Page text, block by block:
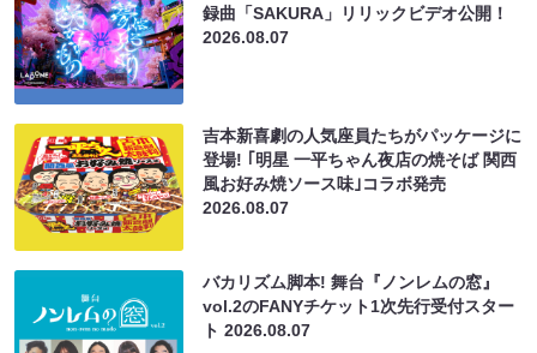
録曲「SAKURA」リリックビデオ公開！
2026.08.07
吉本新喜劇の人気座員たちがパッケージに
登場! ｢明星 一平ちゃん夜店の焼そば 関西
風お好み焼ソース味｣コラボ発売
2026.08.07
バカリズム脚本! 舞台『ノンレムの窓』
vol.2のFANYチケット1次先行受付スター
ト2026.08.07